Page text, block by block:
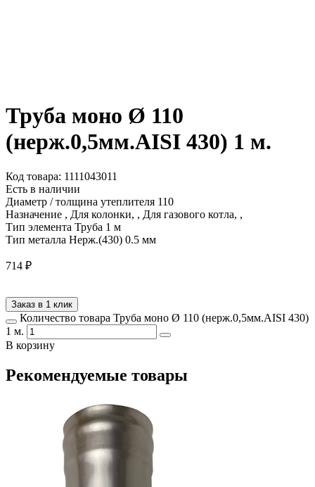
Труба моно Ø 110
(нерж.0,5мм.AISI 430) 1 м.
Код товара: 1111043011
Есть в наличии
Диаметр / толщина утеплителя 110
Назначение , Для колонки, , Для газового котла, ,
Тип элемента Труба 1 м
Тип металла Нерж.(430) 0.5 мм
714 ₽
Заказ в 1 клик
Количество товара Труба моно Ø 110 (нерж.0,5мм.AISI 430)
1 м.
В корзину
Рекомендуемые товары